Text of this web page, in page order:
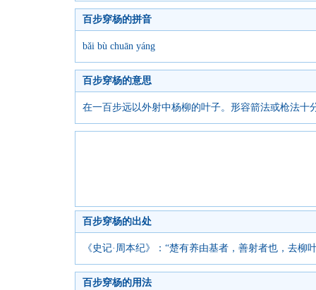
百步穿杨的拼音
bǎi bù chuān yáng
百步穿杨的意思
在一百步远以外射中杨柳的叶子。形容箭法或枪法十
百步穿杨的出处
《史记·周本纪》：“楚有养由基者，善射者也，去
百步穿杨的用法